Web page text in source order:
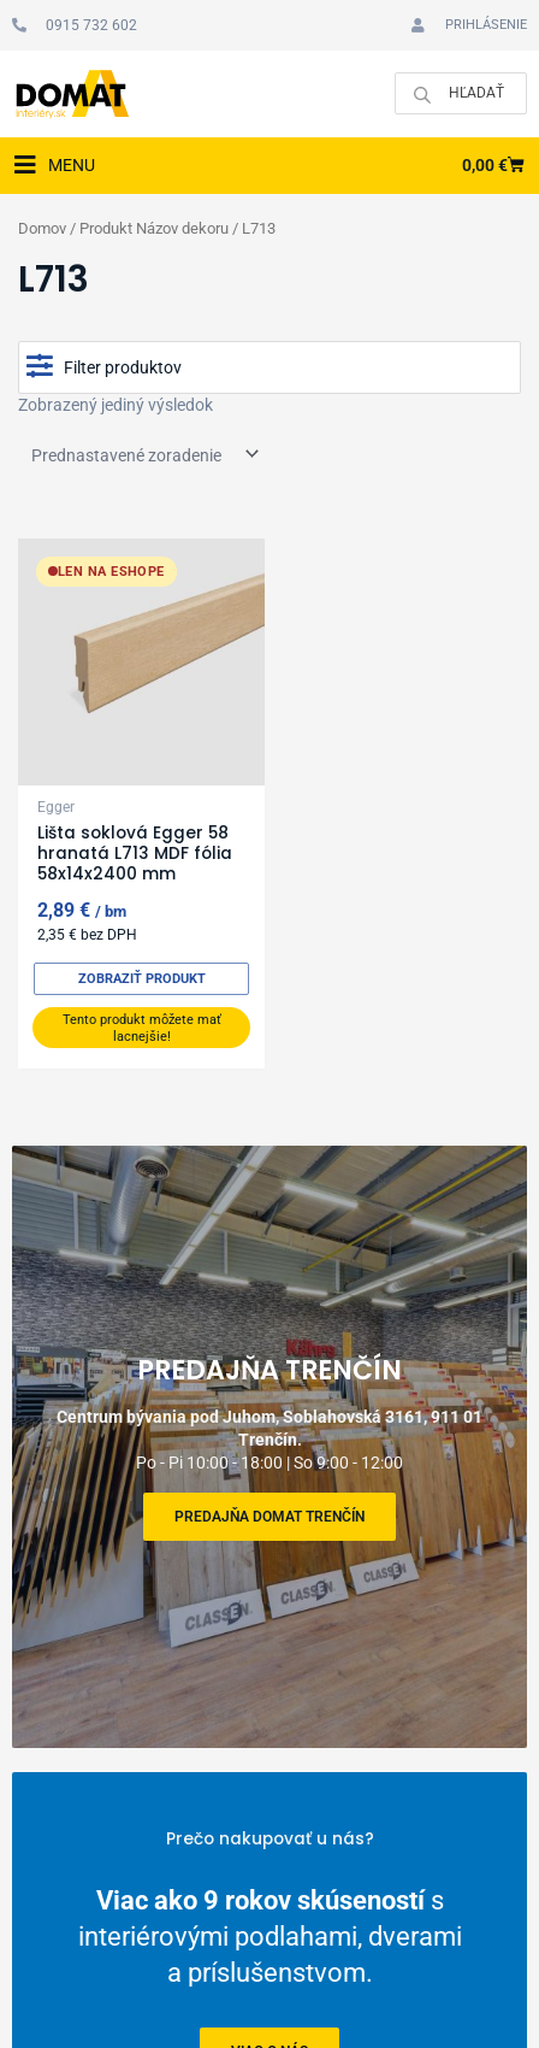
0915 732 602 PRIHLÁSENIE
MENU 0,00€
Domov / Produkt Názov dekoru / L713
L713
Filter produktov
Zobrazený jediný výsledok
LEN NA ESHOPE
Egger
Lišta soklová Egger 58
hranatá L713 MDF fólia
58x14x2400 mm
2,89€ bm
2,35€ bez DPH
Tento produkt môžete mať
lacnejšie!
ZOBRAZIŤ PRODUKT
PREDAJŇA TRENČÍN
Centrum bývania pod Juhom, Soblahovská 3161, 911 01
Trenčín.
Po - Pi 10:00 - 18:00 | So 9:00 - 12:00
PREDAJŇA DOMAT TRENČÍN
Prečo nakupovať u nás?
Viac ako 9 rokov skúsenostís
interiérovými podlahami, dverami
a príslušenstvom.